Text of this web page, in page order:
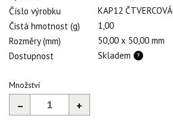
Číslo výrobku
KAP12 ČTVERCOVÁ
Čistá hmotnost (g)
1,00
Rozměry (mm)
50,00 x 50,00 mm
Dostupnost
Skladem
Množství
– +